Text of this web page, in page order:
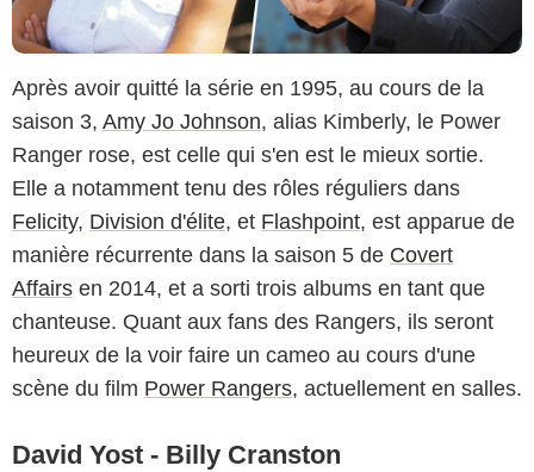
Après avoir quitté la série en 1995, au cours de la
saison 3, Amy Jo Johnson, alias Kimberly, le Power
Ranger rose, est celle qui s'en est le mieux sortie.
Elle a notamment tenu des rôles réguliers dans
Felicity, Division d'élite, et Flashpoint, est apparue de
manière récurrente dans la saison 5 de Covert
Affairs en 2014, et a sorti trois albums en tant que
chanteuse. Quant aux fans des Rangers, ils seront
heureux de la voir faire un cameo au cours d'une
scène du film Power Rangers, actuellement en salles.
David Yost - Billy Cranston